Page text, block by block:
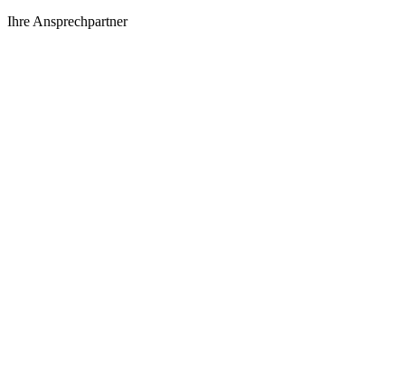
Ihre Ansprechpartner